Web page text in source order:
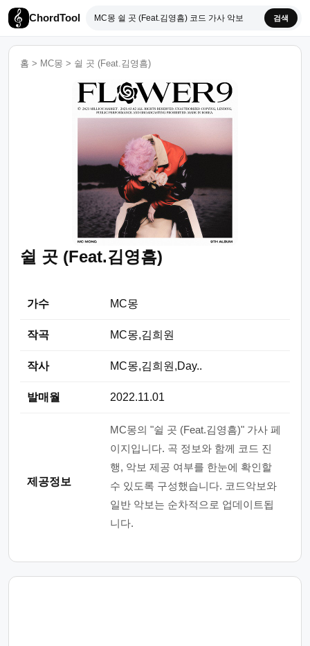
ChordTool 검색
홈 > MC몽 > 쉴 곳 (Feat.김영흠)
쉴 곳 (Feat.김영흠)
가수 MC몽
작곡 MC몽,김희원
작사 MC몽,김희원,Day..
발매월 2022.11.01
제공정보
MC몽의 "쉴 곳 (Feat.김영흠)" 가사 페
이지입니다. 곡 정보와 함께 코드 진
행, 악보 제공 여부를 한눈에 확인할
수 있도록 구성했습니다. 코드악보와
일반 악보는 순차적으로 업데이트됩
니다.